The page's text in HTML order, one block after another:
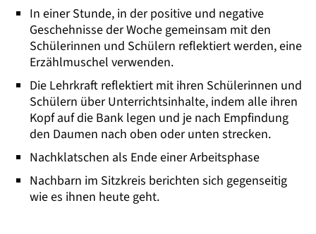
In einer Stunde, in der positive und negative
Geschehnisse der Woche gemeinsam mit den
Schülerinnen und Schülern reflektiert werden, eine
Erzählmuschel verwenden.
Die Lehrkraft reflektiert mit ihren Schülerinnen und
Schülern über Unterrichtsinhalte, indem alle ihren
Kopf auf die Bank legen und je nach Empfindung
den Daumen nach oben oder unten strecken.
Nachklatschen als Ende einer Arbeitsphase
Nachbarn im Sitzkreis berichten sich gegenseitig
wie es ihnen heute geht.